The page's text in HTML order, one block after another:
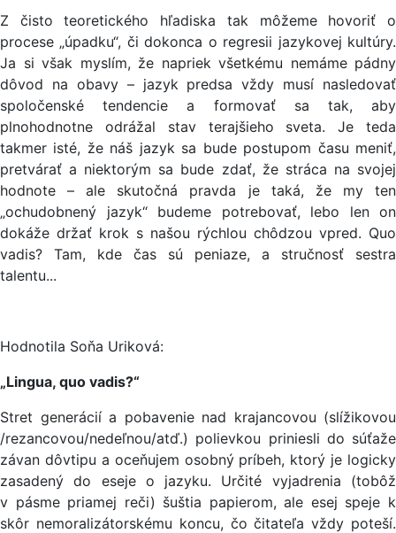
Z čisto teoretického hľadiska tak môžeme hovoriť o
procese „úpadku“, či dokonca o regresii jazykovej kultúry.
Ja si však myslím, že napriek všetkému nemáme pádny
dôvod na obavy – jazyk predsa vždy musí nasledovať
spoločenské tendencie a formovať sa tak, aby
plnohodnotne odrážal stav terajšieho sveta. Je teda
takmer isté, že náš jazyk sa bude postupom času meniť,
pretvárať a niektorým sa bude zdať, že stráca na svojej
hodnote – ale skutočná pravda je taká, že my ten
„ochudobnený jazyk“ budeme potrebovať, lebo len on
dokáže držať krok s našou rýchlou chôdzou vpred. Quo
vadis? Tam, kde čas sú peniaze, a stručnosť sestra
talentu...
Hodnotila Soňa Uriková:
„Lingua, quo vadis?“
Stret generácií a pobavenie nad krajancovou (slížikovou
/rezancovou/nedeľnou/atď.) polievkou priniesli do súťaže
závan dôvtipu a oceňujem osobný príbeh, ktorý je logicky
zasadený do eseje o jazyku. Určité vyjadrenia (tobôž
v pásme priamej reči) šuštia papierom, ale esej speje k
skôr nemoralizátorskému koncu, čo čitateľa vždy poteší.